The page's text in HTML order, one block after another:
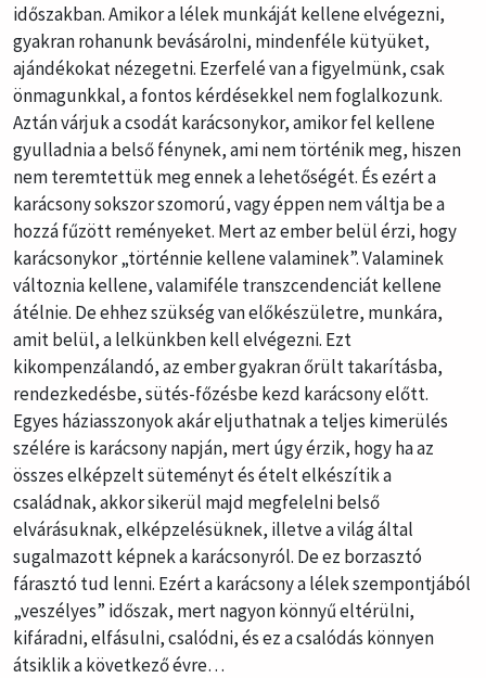
időszakban. Amikor a lélek munkáját kellene elvégezni,
gyakran rohanunk bevásárolni, mindenféle kütyüket,
ajándékokat nézegetni. Ezerfelé van a figyelmünk, csak
önmagunkkal, a fontos kérdésekkel nem foglalkozunk.
Aztán várjuk a csodát karácsonykor, amikor fel kellene
gyulladnia a belső fénynek, ami nem történik meg, hiszen
nem teremtettük meg ennek a lehetőségét. És ezért a
karácsony sokszor szomorú, vagy éppen nem váltja be a
hozzá fűzött reményeket. Mert az ember belül érzi, hogy
karácsonykor „történnie kellene valaminek”. Valaminek
változnia kellene, valamiféle transzcendenciát kellene
átélnie. De ehhez szükség van előkészületre, munkára,
amit belül, a lelkünkben kell elvégezni. Ezt
kikompenzálandó, az ember gyakran őrült takarításba,
rendezkedésbe, sütés-főzésbe kezd karácsony előtt.
Egyes háziasszonyok akár eljuthatnak a teljes kimerülés
szélére is karácsony napján, mert úgy érzik, hogy ha az
összes elképzelt süteményt és ételt elkészítik a
családnak, akkor sikerül majd megfelelni belső
elvárásuknak, elképzelésüknek, illetve a világ által
sugalmazott képnek a karácsonyról. De ez borzasztó
fárasztó tud lenni. Ezért a karácsony a lélek szempontjából
„veszélyes” időszak, mert nagyon könnyű eltérülni,
kifáradni, elfásulni, csalódni, és ez a csalódás könnyen
átsiklik a következő évre…